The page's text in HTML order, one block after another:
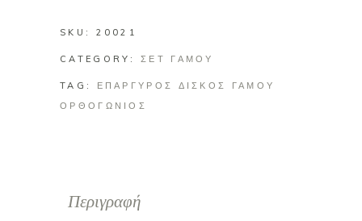
SKU: 20021
CATEGORY:ΣΕΤ ΓΑΜΟΥ
TAG:
ΕΠΑΡΓΥΡΟΣ ΔΙΣΚΟΣ ΓΑΜΟΥ
ΟΡΘΟΓΩΝΙΟΣ
Περιγραφή